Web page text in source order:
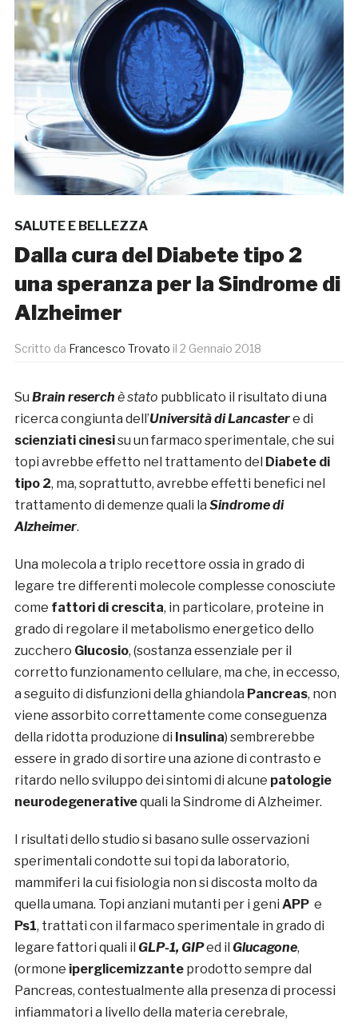
SALUTE E BELLEZZA
Dalla cura del Diabete tipo 2
una speranza per la Sindrome di
Alzheimer
Scritto da Francesco Trovato il 2 Gennaio 2018
Su Brain reserch è stato pubblicato il risultato di una
ricerca congiunta dell’Università di Lancastere di
scienziati cinesisu un farmaco sperimentale, che sui
topi avrebbe effetto nel trattamento del Diabetedi
tipo 2, ma, soprattutto, avrebbe effetti benefici nel
trattamento di demenze quali la Sindrome di
Alzheimer.
Una molecola a triplo recettore ossia in grado di
legare tre differenti molecole complesse conosciute
come fattori di crescita, in particolare, proteine in
grado di regolare il metabolismo energetico dello
zucchero Glucosio, (sostanza essenziale per il
corretto funzionamento cellulare, ma che, in eccesso,
a seguito di disfunzioni della ghiandola Pancreas, non
viene assorbito correttamente come conseguenza
della ridotta produzione di Insulina) sembrerebbe
essere in grado di sortire una azione di contrasto e
ritardo nello sviluppo dei sintomi di alcune patologie
neurodegenerativequali la Sindrome di Alzheimer.
I risultati dello studio si basano sulle osservazioni
sperimentali condotte sui topi da laboratorio,
mammiferi la cui fisiologia non si discosta molto da
quella umana. Topi anziani mutanti per i geni APPe
Ps1, trattati con il farmaco sperimentale in grado di
legare fattori quali il GLP-1, GIPed il Glucagone,
(ormone iperglicemizzanteprodotto sempre dal
Pancreas, contestualmente alla presenza di processi
infiammatori a livello della materia cerebrale,